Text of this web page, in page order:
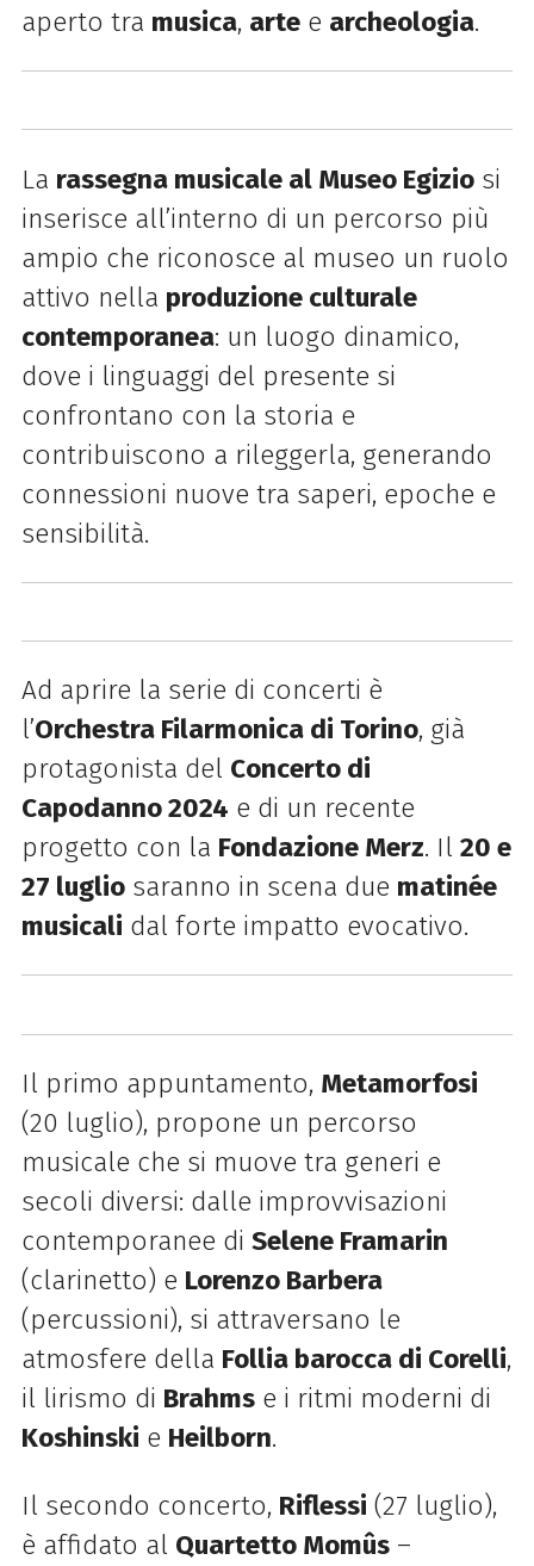
aperto tra musica, artee archeologia.
La rassegna musicale al Museo Egiziosi
inserisce all’interno di un percorso più
ampio che riconosce al museo un ruolo
attivo nella produzione culturale
contemporanea: un luogo dinamico,
dove i linguaggi del presente si
confrontano con la storia e
contribuiscono a rileggerla, generando
connessioni nuove tra saperi, epoche e
sensibilità.
Ad aprire la serie di concerti è
l’Orchestra Filarmonica di Torino, già
protagonista del Concerto di
Capodanno 2024 e di un recente
progetto con la Fondazione Merz. Il 20 e
27 lugliosaranno in scena due matinée
musicali dal forte impatto evocativo.
Il primo appuntamento, Metamorfosi
(20 luglio), propone un percorso
musicale che si muove tra generi e
secoli diversi: dalle improvvisazioni
contemporanee di Selene Framarin
(clarinetto) e Lorenzo Barbera
(percussioni), si attraversano le
atmosfere della Follia barocca di Corelli,
il lirismo di Brahmse i ritmi moderni di
Koshinski e Heilborn.
Il secondo concerto, Riflessi (27 luglio),
è affidato al Quartetto Momûs–